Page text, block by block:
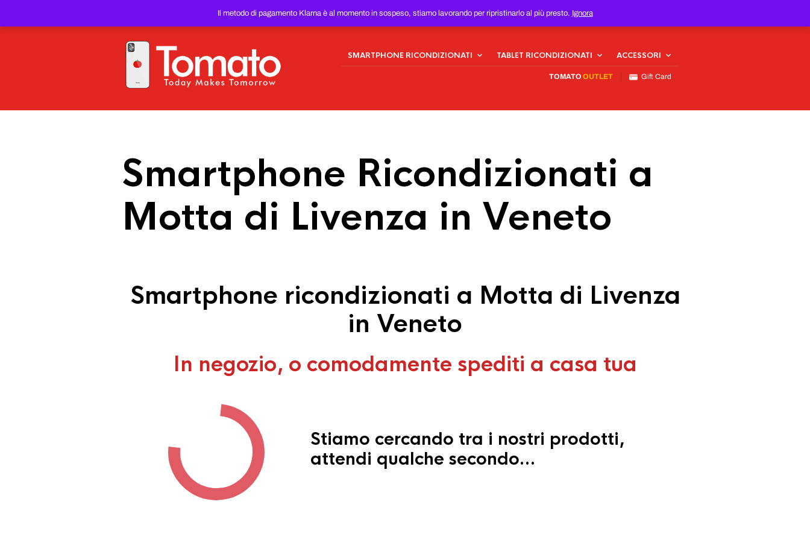
Il metodo di pagamento Klarna è al momento in sospeso, stiamo lavorando per ripristinarlo al più presto. Ignora
PREZZO DEL WEB!
SMARTPHONE RICONDIZIONATI TABLET RICONDIZIONATI ACCESSORI
TOMATO OUTLET Gift Card
Smartphone Ricondizionati a
Motta di Livenza in Veneto
Smartphone ricondizionati a Motta di Livenza
in Veneto
In negozio, o comodamente spediti a casa tua
Stiamo cercando tra i nostri prodotti,
attendi qualche secondo…